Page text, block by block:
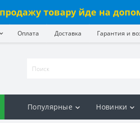
товару йде на
Оплата Доставка Гарантия и
Популярные Новинки